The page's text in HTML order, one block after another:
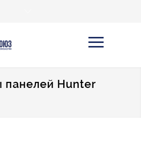
панелей Hunter